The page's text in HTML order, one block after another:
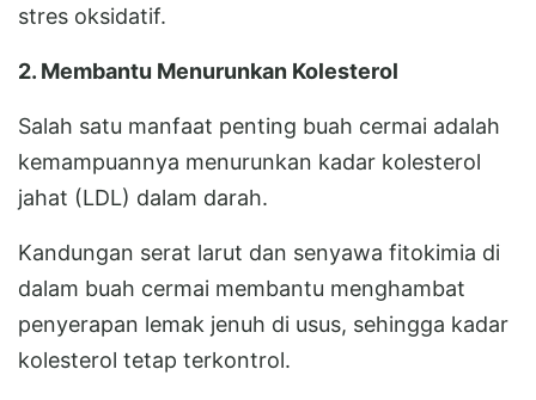
stres oksidatif.
2. Membantu Menurunkan Kolesterol
Salah satu manfaat penting buah cermai adalah
kemampuannya menurunkan kadar kolesterol
jahat (LDL) dalam darah.
Kandungan serat larut dan senyawa fitokimia di
dalam buah cermai membantu menghambat
penyerapan lemak jenuh di usus, sehingga kadar
kolesterol tetap terkontrol.